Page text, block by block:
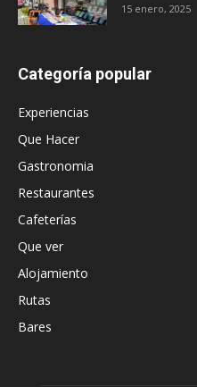
15 enero, 2025
Categoría popular
Experiencias
Que Hacer
Gastronomia
Restaurantes
Cafeterías
Que ver
Alojamiento
Rutas
Bares